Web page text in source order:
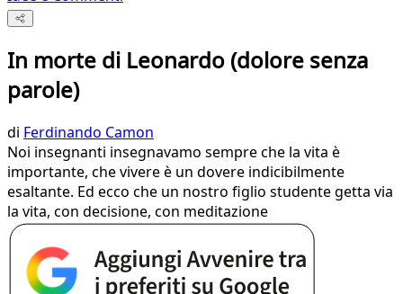
In morte di Leonardo (dolore senza
parole)
di Ferdinando Camon
Noi insegnanti insegnavamo sempre che la vita è
importante, che vivere è un dovere indicibilmente
esaltante. Ed ecco che un nostro figlio studente getta via
la vita, con decisione, con meditazione